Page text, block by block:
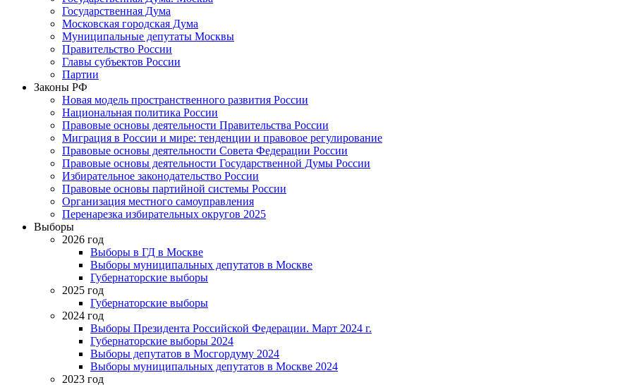
Государственная Дума
Московская городская Дума
Муниципальные депутаты Москвы
Правительство России
Главы субъектов России
Партии
Законы РФ
Новая модель пространственного развития России
Национальная политика России
Правовые основы деятельности Правительства России
Миграция в России и мире: тенденции и правовое регулирование
Правовые основы деятельности Совета Федерации России
Правовые основы деятельности Государственной Думы России
Избирательное законодательство России
Правовые основы партийной системы России
Организация местного самоуправления
Перенарезка избирательных округов 2025
Выборы
2026 год
Выборы в ГД в Москве
Выборы муниципальных депутатов в Москве
Губернаторские выборы
2025 год
Губернаторские выборы
2024 год
Выборы Президента Российской Федерации. Март 2024 г.
Губернаторские выборы 2024
Выборы депутатов в Мосгордуму 2024
Выборы муниципальных депутатов в Москве 2024
2023 год